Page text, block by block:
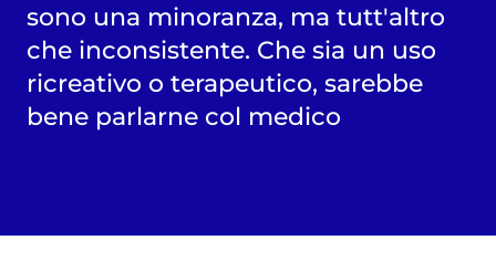
sono una minoranza, ma tutt'altro
che inconsistente. Che sia un uso
ricreativo o terapeutico, sarebbe
bene parlarne col medico